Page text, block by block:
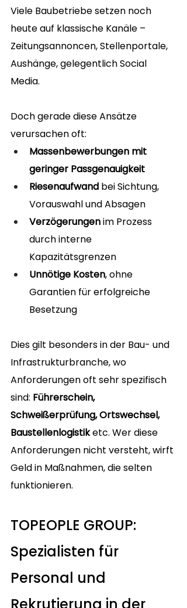
Viele Baubetriebe setzen noch
heute auf klassische Kanäle –
Zeitungsannoncen, Stellenportale,
Aushänge, gelegentlich Social
Media.
Doch gerade diese Ansätze
verursachen oft:
Massenbewerbungen mit
geringer Passgenauigkeit
Riesenaufwand bei Sichtung,
Vorauswahl und Absagen
Verzögerungen im Prozess
durch interne
Kapazitätsgrenzen
Unnötige Kosten, ohne
Garantien für erfolgreiche
Besetzung
Dies gilt besonders in der Bau- und
Infrastrukturbranche, wo
Anforderungen oft sehr spezifisch
sind: Führerschein,
Schweißerprüfung, Ortswechsel,
Baustellenlogistik etc. Wer diese
Anforderungen nicht versteht, wirft
Geld in Maßnahmen, die selten
funktionieren.
TOPEOPLE GROUP:
Spezialisten für
Personal und